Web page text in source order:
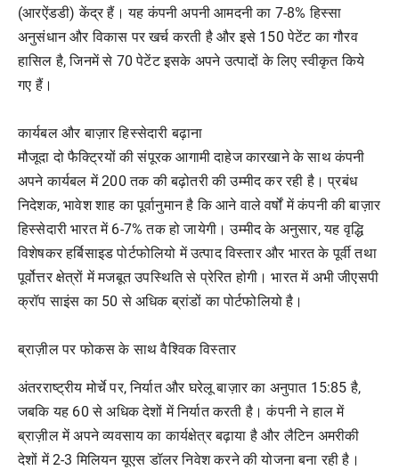
(आरऐंडडी) केंद्र हैं। यह कंपनी अपनी आमदनी का 7-8% हिस्सा
अनुसंधान और विकास पर खर्च करती है और इसे 150 पेटेंट का गौरव
हासिल है, जिनमें से 70 पेटेंट इसके अपने उत्पादों के लिए स्वीकृत किये
गए हैं।
कार्यबल और बाज़ार हिस्सेदारी बढ़ाना
मौजूदा दो फैक्ट्रियों की संपूरक आगामी दाहेज कारखाने के साथ कंपनी
अपने कार्यबल में 200 तक की बढ़ोतरी की उम्मीद कर रही है। प्रबंध
निदेशक, भावेश शाह का पूर्वानुमान है कि आने वाले वर्षों में कंपनी की बाज़ार
हिस्सेदारी भारत में 6-7% तक हो जायेगी। उम्मीद के अनुसार, यह वृद्धि
विशेषकर हर्बिसाइड पोर्टफोलियो में उत्पाद विस्तार और भारत के पूर्वी तथा
पूर्वोत्तर क्षेत्रों में मजबूत उपस्थिति से प्रेरित होगी। भारत में अभी जीएसपी
क्रॉप साइंस का 50 से अधिक ब्रांडों का पोर्टफोलियो है।
ब्राज़ील पर फोकस के साथ वैश्विक विस्तार
अंतरराष्ट्रीय मोर्चे पर, निर्यात और घरेलू बाज़ार का अनुपात 15:85 है,
जबकि यह 60 से अधिक देशों में निर्यात करती है। कंपनी ने हाल में
ब्राज़ील में अपने व्यवसाय का कार्यक्षेत्र बढ़ाया है और लैटिन अमरीकी
देशों में 2-3 मिलियन यूएस डॉलर निवेश करने की योजना बना रही है।